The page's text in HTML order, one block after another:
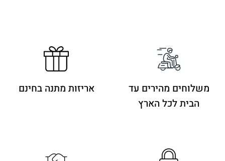
משלוחים מהירים עד
הבית לכל הארץ
אריזות מתנה בחינם